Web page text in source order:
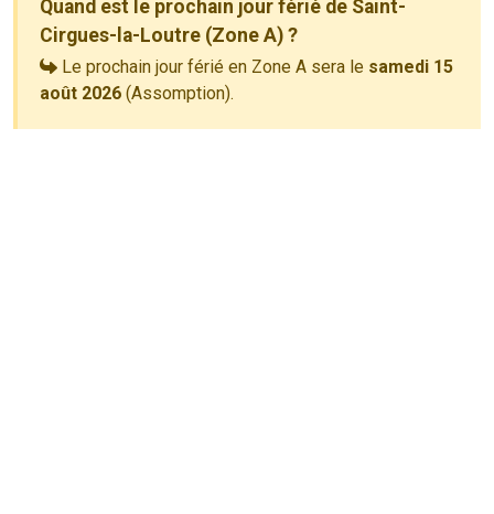
Quand est le prochain jour férié de Saint-
Cirgues-la-Loutre (Zone A) ?
Le prochain jour férié en Zone A sera le samedi 15
août 2026 (Assomption).